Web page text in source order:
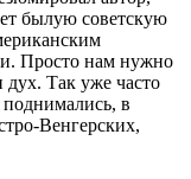
былую советскую
Просто нам нужно
Так уже часто
в
Венгерских,